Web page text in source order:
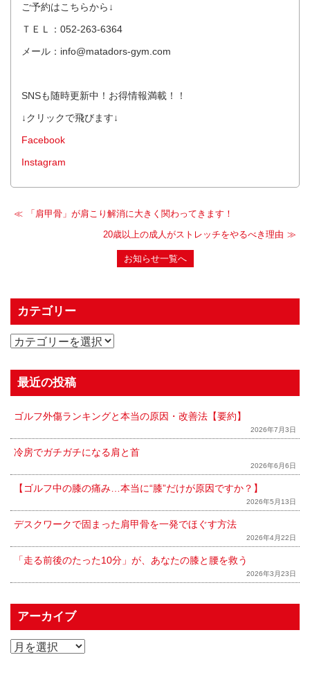
ご予約はこちらから↓
ＴＥＬ：052-263-6364
メール：info@matadors-gym.com
SNSも随時更新中！お得情報満載！！
↓クリックで飛びます↓
Facebook
Instagram
「肩甲骨」が肩こり解消に大きく関わってきます！
20歳以上の成人がストレッチをやるべき理由
お知らせ一覧へ
カテゴリー
最近の投稿
ゴルフ外傷ランキングと本当の原因・改善法【要約】
2026年7月3日
冷房でガチガチになる肩と首
2026年6月6日
【ゴルフ中の膝の痛み…本当に“膝”だけが原因ですか？】
2026年5月13日
デスクワークで固まった肩甲骨を一発でほぐす方法
2026年4月22日
「走る前後のたった10分」が、あなたの膝と腰を救う
2026年3月23日
アーカイブ